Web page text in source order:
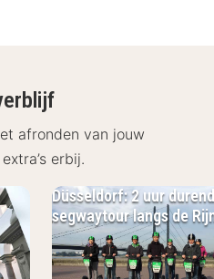
hotel ontvang je uiterlijk 48
je voor dezelfde dag
Wel bieden wij je
van jouw keuze!
omgeving
afronden van jouw
erbij.
Düsseldorf: 2 uur
segwaytour langs de